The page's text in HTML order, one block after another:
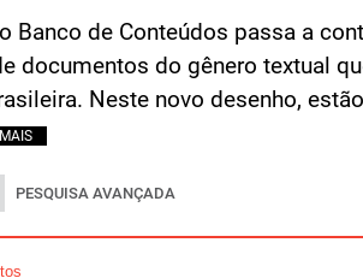
Banco de Conteúdos passa a
documentos do gênero textual
Neste novo desenho,
PESQUISA AVANÇADA
DE BUSCA